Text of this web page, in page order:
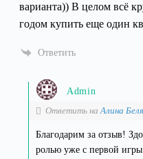
варианта)) В целом всё
годом купить еще один
Ответить
Admin
Ответить наАлина
Благодарим за отзыв!
ролью уже с первой